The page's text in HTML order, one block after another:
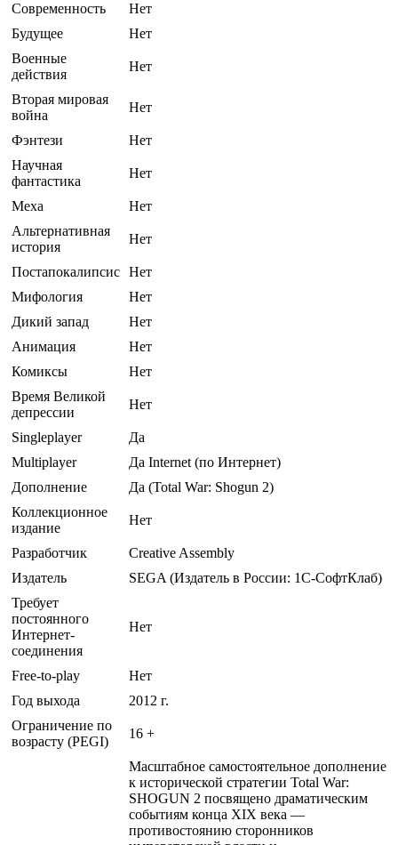
Современность
Нет
Будущее
Нет
Военные
действия
Нет
Вторая мировая
война
Нет
Фэнтези
Нет
Научная
фантастика
Нет
Меха
Нет
Альтернативная
история
Нет
Постапокалипсис Нет
Мифология
Нет
Дикий запад
Нет
Анимация
Нет
Комиксы
Нет
Время Великой
депрессии
Нет
Singleplayer
Да
Multiplayer
Да Internet (по Интернет)
Дополнение
Да (Total War: Shogun 2)
Коллекционное
издание
Нет
Разработчик
Creative Assembly
Издатель
SEGA (Издатель в России: 1С-СофтКлаб)
Требует
постоянного
Интернет-
соединения
Нет
Free-to-play
Нет
Год выхода
2012 г.
Ограничение по
возрасту (PEGI)
16 +
Масштабное самостоятельное дополнение
к исторической стратегии Total War:
SHOGUN 2 посвящено драматическим
событиям конца XIX века —
противостоянию сторонников